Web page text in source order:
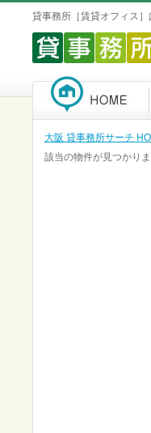
貸事務所［賃貸オフィス］
大阪 貸事務所サーチ
該当の物件が見つかりま